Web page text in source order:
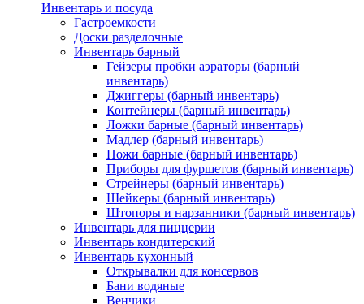
Инвентарь и посуда
Гастроемкости
Доски разделочные
Инвентарь барный
Гейзеры пробки аэраторы (барный
инвентарь)
Джиггеры (барный инвентарь)
Контейнеры (барный инвентарь)
Ложки барные (барный инвентарь)
Мадлер (барный инвентарь)
Ножи барные (барный инвентарь)
Приборы для фуршетов (барный инвентарь)
Стрейнеры (барный инвентарь)
Шейкеры (барный инвентарь)
Штопоры и нарзанники (барный инвентарь)
Инвентарь для пиццерии
Инвентарь кондитерский
Инвентарь кухонный
Открывалки для консервов
Бани водяные
Венчики